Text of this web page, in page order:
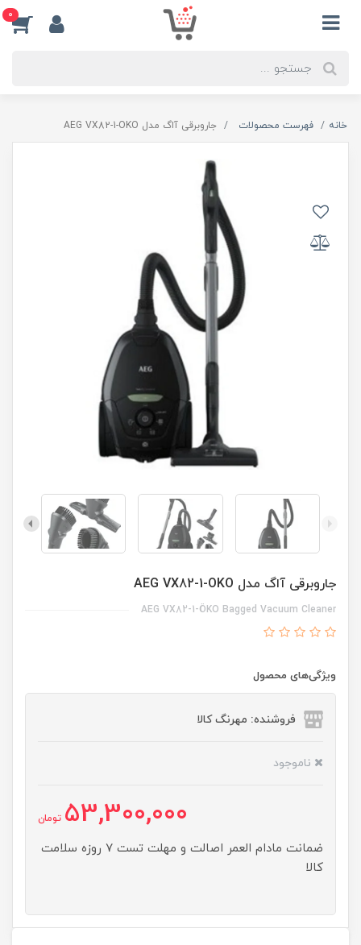
0
خانه فهرست محصولات جاروبرقی آاگ مدل AEG VX82-1-OKO
جاروبرقی آاگ مدل AEG VX82-1-OKO
AEG VX82-1-ÖKO Bagged Vacuum Cleaner
ویژگی‌های محصول
فروشنده: مهرنگ کالا
ناموجود
53,300,000 تومان
ضمانت مادام العمر اصالت و مهلت تست ۷ روزه سلامت
کالا